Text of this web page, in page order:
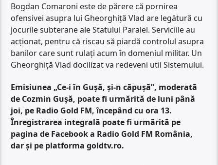
Bogdan Comaroni este de părere că pornirea
ofensivei asupra lui Gheorghiță Vlad are legătură cu
jocurile subterane ale Statului Paralel. Serviciile au
acționat, pentru că riscau să piardă controlul asupra
banilor care sunt rulați acum în domeniul militar. Un
Gheorghiță Vlad docilizat va redeveni util Sistemului.
Emisiunea „Ce-i în Gușă, și-n căpușă”, moderată
de Cozmin Gușă, poate fi urmărită de luni până
joi, pe Radio Gold FM, începând cu ora 13.
Înregistrarea integrală poate fi urmărită pe
pagina de Facebook a Radio Gold FM România,
dar și pe platforma goldtv.ro.